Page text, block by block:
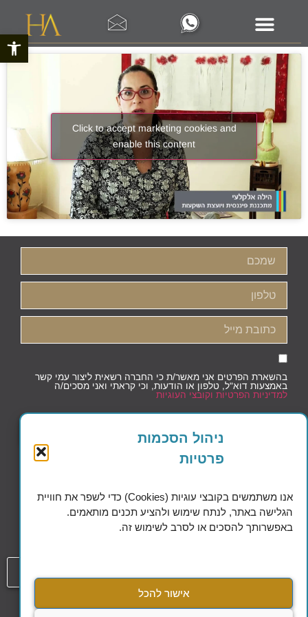
פתח
ניהול הסכמות
פרטיות
אנו משתמשים בקובצי עוגיות (Cookies) כדי לשפר את חוויית
הגלישה באתר, לנתח שימוש ולהציע תכנים מותאמים.
באפשרותך להסכים או לסרב לשימוש זה.
אישור להכל
Click to accept marketing cookies and
enable this content
בהשארת הפרטים אני מאשר/ת כי החברה רשאית ליצור עמי קשר
באמצעות דוא"ל, טלפון או הודעות, וכי קראתי ואני מסכים/ה
למדיניות הפרטיות וקובצי העוגיות
Excellence in Financial Planning
עמודהסדרי נגישות